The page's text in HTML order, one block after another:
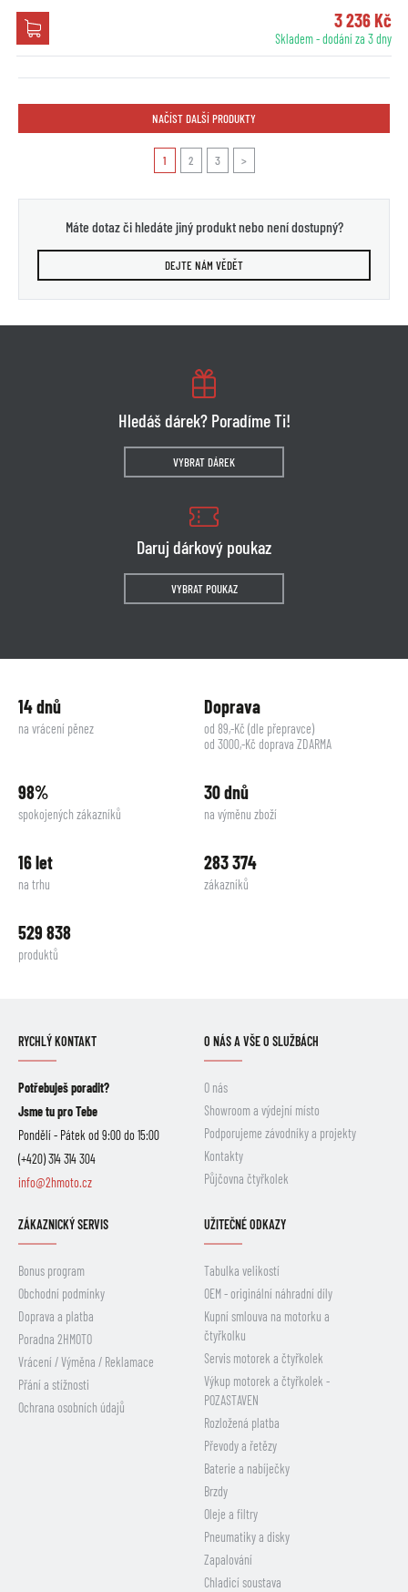
3 236 Kč
Skladem - dodání za 3 dny
NAČÍST DALŠÍ PRODUKTY
1 2 3 >
Máte dotaz či hledáte jiný produkt nebo není dostupný?
DEJTE NÁM VĚDĚT
Hledáš dárek? Poradíme Ti!
VYBRAT DÁREK
Daruj dárkový poukaz
VYBRAT POUKAZ
14 dnů
na vrácení pěnez
Doprava
od 89,-Kč (dle přepravce)
od 3000,-Kč doprava ZDARMA
98%
spokojených zákazníků
30 dnů
na výměnu zboží
16 let
na trhu
283 374
zákazníků
529 838
produktů
RYCHLÝ KONTAKT
Potřebuješ poradit?
Jsme tu pro Tebe
Pondělí - Pátek od 9:00 do 15:00
(+420) 314 314 304
info@2hmoto.cz
O NÁS A VŠE O SLUŽBÁCH
O nás
Showroom a výdejní místo
Podporujeme závodníky a projekty
Kontakty
Půjčovna čtyřkolek
ZÁKAZNICKÝ SERVIS
Bonus program
Obchodní podmínky
Doprava a platba
Poradna 2HMOTO
Vrácení / Výměna / Reklamace
Přání a stížnosti
Ochrana osobních údajů
UŽITEČNÉ ODKAZY
Tabulka velikostí
OEM - originální náhradní díly
Kupní smlouva na motorku a
čtyřkolku
Servis motorek a čtyřkolek
Výkup motorek a čtyřkolek -
POZASTAVEN
Rozložená platba
Převody a řetězy
Baterie a nabíječky
Brzdy
Oleje a filtry
Pneumatiky a disky
Zapalování
Chladicí soustava